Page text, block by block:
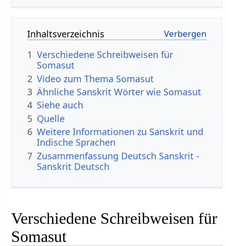
Inhaltsverzeichnis
1 Verschiedene Schreibweisen für
Somasut
2 Video zum Thema Somasut
3 Ähnliche Sanskrit Wörter wie Somasut
4 Siehe auch
5 Quelle
6 Weitere Informationen zu Sanskrit und
Indische Sprachen
7 Zusammenfassung Deutsch Sanskrit -
Sanskrit Deutsch
Verschiedene Schreibweisen für
Somasut